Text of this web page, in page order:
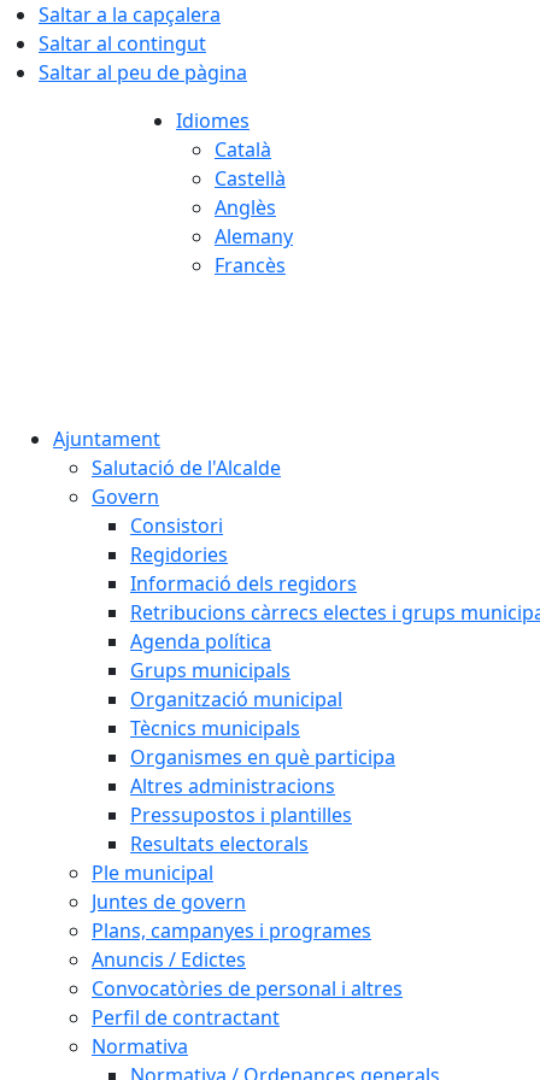
Saltar a la capçalera
Saltar al contingut
Saltar al peu de pàgina
Idiomes
Català
Castellà
Anglès
Alemany
Francès
Ajuntament
Salutació de l'Alcalde
Govern
Consistori
Regidories
Informació dels regidors
Retribucions càrrecs electes i grups
Agenda política
Grups municipals
Organització municipal
Tècnics municipals
Organismes en què participa
Altres administracions
Pressupostos i plantilles
Resultats electorals
Ple municipal
Juntes de govern
Plans, campanyes i programes
Anuncis / Edictes
Convocatòries de personal i altres
Perfil de contractant
Normativa